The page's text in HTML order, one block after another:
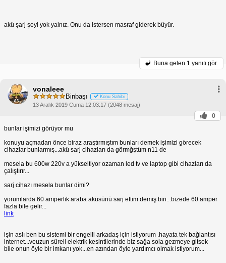
akü şarj şeyi yok yalnız. Onu da istersen masraf giderek büyür.
Buna gelen 1 yanıtı gör.
vonaleee
Binbaşı Konu Sahibi
13 Aralık 2019 Cuma 12:03:17 (2048 mesaj)
0
bunlar işimizi görüyor mu
konuyu açmadan önce biraz araştırmıştım bunları demek işimizi görecek
cihazlar bunlarmış...akü sarj cihazları da görmğştüm n11 de
mesela bu 600w 220v a yükseltiyor ozaman led tv ve laptop gibi cihazları da
çalıştırır...
sarj cihazı mesela bunlar dimi?
yorumlarda 60 amperlik araba aküsünü sarj ettim demiş biri...bizede 60 amper
fazla bile gelir...
link
işin aslı ben bu sistemi bir engelli arkadaş için istiyorum .hayata tek bağlantısı
internet...veuzun süreli elektrik kesintilerinde biz sağa sola gezmeye gitsek
bile onun öyle bir imkanı yok...en azından öyle yardımcı olmak istiyorum...